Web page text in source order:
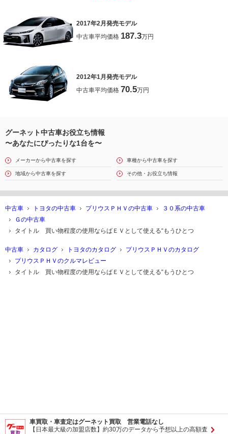
2017年2月発売モデル
中古車平均価格 187.3万円
2012年1月発売モデル
中古車平均価格 70.5万円
グーネット中古車お役立ち情報
〜あなたにぴったりな1台を〜
メーカーから中古車を探す 車種から中古車を探す
地域から中古車を探す その他・お役立ち情報
中古車 トヨタの中古車 プリウスＰＨＶの中古車
３０系の中古車
Ｇの中古車
タイトル 買い物程度の使用ならばＥＶとして使える“もうひとつ
中古車 カタログ トヨタのカタログ
プリウスＰＨＶのカタログ
プリウスＰＨＶのクルマレビュー
タイトル 買い物程度の使用ならばＥＶとして使える“もうひとつ
車買取・車査定はグーネット買取 営業電話なし
【日本最大級の加盟店数】約30万のデータから予想以上の高額査